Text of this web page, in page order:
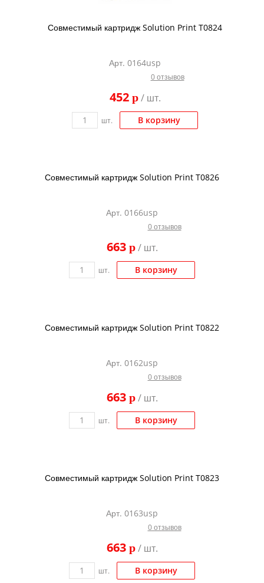
Совместимый картридж Solution Print T0824
Арт. 0164usp
0 отзывов
452 p/ шт.
шт. В корзину
Совместимый картридж Solution Print T0826
Арт. 0166usp
0 отзывов
663 p/ шт.
шт. В корзину
Совместимый картридж Solution Print T0822
Арт. 0162usp
0 отзывов
663 p/ шт.
шт. В корзину
Совместимый картридж Solution Print T0823
Арт. 0163usp
0 отзывов
663 p/ шт.
шт. В корзину